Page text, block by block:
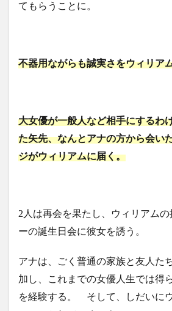
てもらうことに。
不器用ながらも誠実さをウィリア
大女優が一般人など相手にするわ
た矢先、なんとアナの方から会い
ジがウィリアムに届く。
2人は再会を果たし、ウィリアム
ーの誕生日会に彼女を誘う。
アナは、ごく普通の家族と友人た
加し、これまでの女優人生では得
を経験する。 そして、しだいに